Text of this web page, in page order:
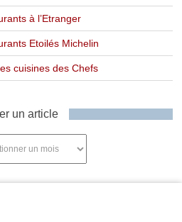
à l’Etranger
Etoilés Michelin
cuisines des Chefs
un article